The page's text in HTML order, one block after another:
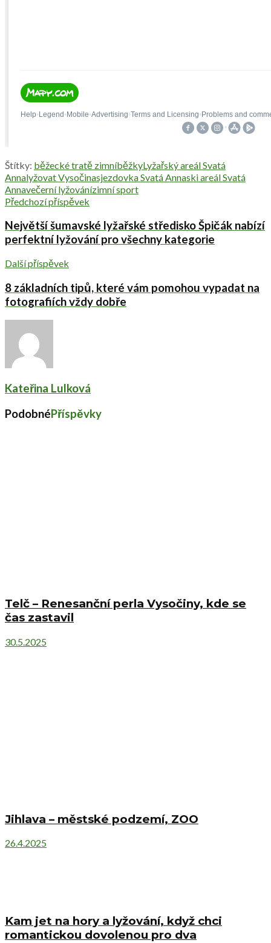
Štítky: běžecké tratě zimníběžkyLyžařský areál Svatá
Annalyžovat Vysočinasjezdovka Svatá Annaski areál Svatá
Annavečerní lyžovánízimní sport
Předchozí příspěvek
Největší šumavské lyžařské středisko Špičák nabízí
perfektní lyžování pro všechny kategorie
Další příspěvek
8 základních tipů, které vám pomohou vypadat na
fotografiích vždy dobře
Kateřina Lulková
PodobnéPříspěvky
Telč – Renesanční perla Vysočiny, kde se
čas zastavil
30.5.2025
Jihlava – městské podzemí, ZOO
26.4.2025
Kam jet na hory a lyžování, když chci
romantickou dovolenou pro dva